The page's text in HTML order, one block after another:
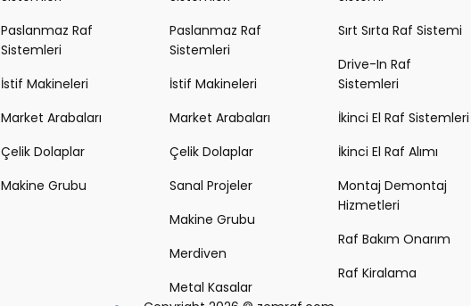
Paslanmaz Raf
Sistemleri
İstif Makineleri
Market Arabaları
Çelik Dolaplar
Makine Grubu
Paslanmaz Raf
Sistemleri
İstif Makineleri
Market Arabaları
Çelik Dolaplar
Sanal Projeler
Makine Grubu
Merdiven
Metal Kasalar
Sırt Sırta Raf Sistemi
Drive-In Raf
Sistemleri
İkinci El Raf Sistemleri
İkinci El Raf Alımı
Montaj Demontaj
Hizmetleri
Raf Bakım Onarım
Raf Kiralama